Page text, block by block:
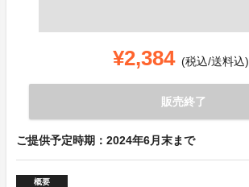
¥2,384 (税込/送料込)
販売終了
ご提供予定時期：2024年6月末まで
概要